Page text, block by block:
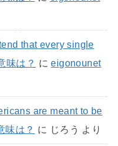
that every single
味は？ にeigonounet
are meant to be
味は？ に じろう より